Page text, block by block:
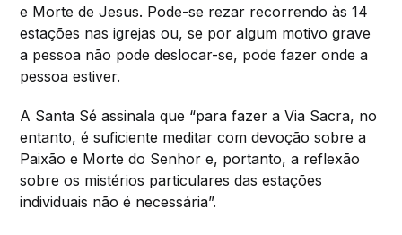
e Morte de Jesus. Pode-se rezar recorrendo às 14
estações nas igrejas ou, se por algum motivo grave
a pessoa não pode deslocar-se, pode fazer onde a
pessoa estiver.
A Santa Sé assinala que “para fazer a Via Sacra, no
entanto, é suficiente meditar com devoção sobre a
Paixão e Morte do Senhor e, portanto, a reflexão
sobre os mistérios particulares das estações
individuais não é necessária”.